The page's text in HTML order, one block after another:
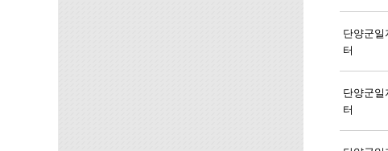
단양군일
터
단양군일
터